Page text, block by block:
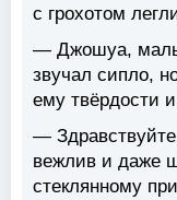
с грохотом
— Джошуа,
звучал сипло,
ему твёрдости
—
вежлив и даже
стеклянному